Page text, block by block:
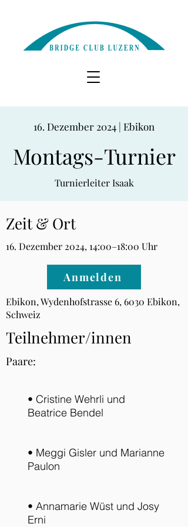
16. Dezember 2024 | Ebikon
Montags-Turnier
Turnierleiter Isaak
Zeit & Ort
16. Dezember 2024, 14:00–18:00 Uhr
Anmelden
Ebikon, Wydenhofstrasse 6, 6030 Ebikon,
Schweiz
Teilnehmer/innen
Paare:
• Cristine Wehrli und
Beatrice Bendel
• Meggi Gisler und Marianne
Paulon
• Annamarie Wüst und Josy
Erni